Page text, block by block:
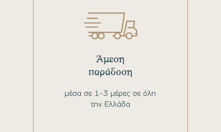
μέσα σε 1-3 μέρες σε όλη
την Ελλάδα
Άμεση
παράδοση